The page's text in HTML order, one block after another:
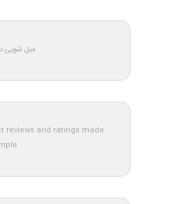
مبل شویی
reviews and ratings made